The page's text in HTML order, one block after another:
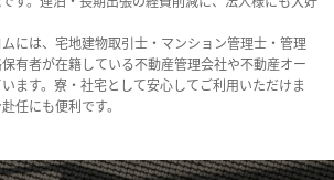
には、宅地建物取引士・マンション管理士・管理
有者が在籍している不動産管理会社や不動産オー
ます。寮・社宅として安心してご利用いただけま
任にも便利です。